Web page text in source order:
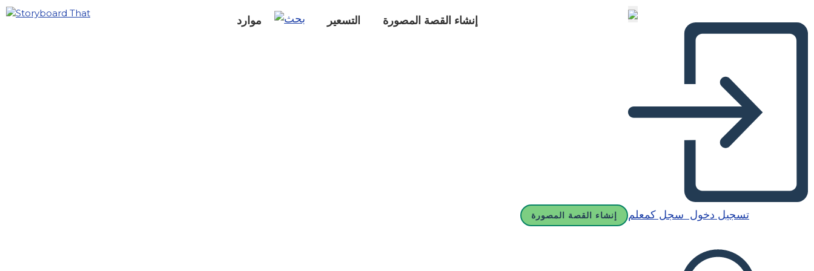
موارد التسعير إنشاء القصة المصورة
إنشاء القصة المصورة تسجيل دخول سجل كمعلم